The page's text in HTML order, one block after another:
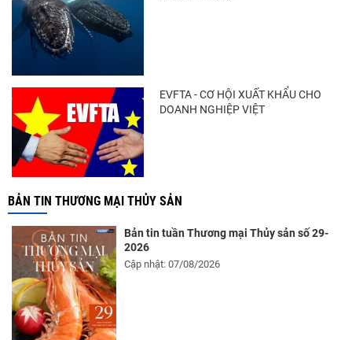
EVFTA - CƠ HỘI XUẤT KHẨU CHO
DOANH NGHIỆP VIỆT
BẢN TIN THƯƠNG MẠI THỦY SẢN
Bản tin tuần Thương mại Thủy sản số 29-
2026
Cập nhật: 07/08/2026